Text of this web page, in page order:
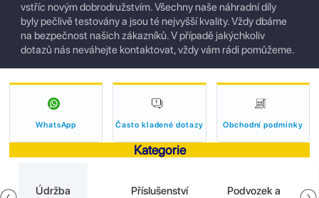
vstříc novým dobrodružstvím. Všechny naše náhradní díly
byly pečlivě testovány a jsou té nejvyšší kvality. Vždy dbáme
na bezpečnost našich zákazníků. V případě jakýchkoliv
dotazů nás neváhejte kontaktovat, vždy vám rádi pomůžeme.
WhatsApp Často kladené dotazy Obchodní podmínky
Kategorie
Údržba
Příslušenství
Podvozek a